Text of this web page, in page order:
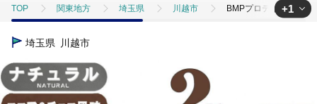
TOP 関東地方 埼玉県 川越市 BMPプロテイン 2kgセ
TOP
+1
埼玉県 川越市